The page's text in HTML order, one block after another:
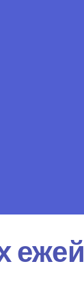
ежей